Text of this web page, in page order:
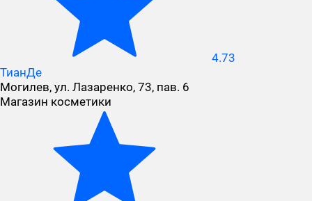
4.73
ТианДе
Могилев, ул. Лазаренко, 73, пав. 6
Магазин косметики